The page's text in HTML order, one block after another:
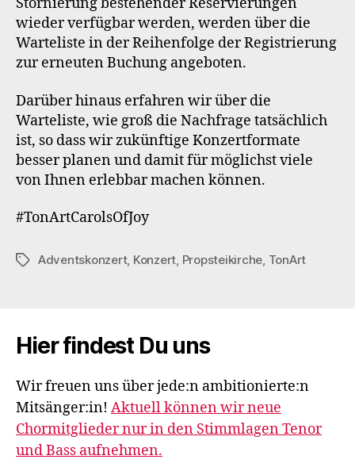
Stornierung bestehender Reservierungen
wieder verfügbar werden, werden über die
Warteliste in der Reihenfolge der Registrierung
zur erneuten Buchung angeboten.
Darüber hinaus erfahren wir über die
Warteliste, wie groß die Nachfrage tatsächlich
ist, so dass wir zukünftige Konzertformate
besser planen und damit für möglichst viele
von Ihnen erlebbar machen können.
#TonArtCarolsOfJoy
Schlagwörter
Adventskonzert, Konzert, Propsteikirche, TonArt
Hier findest Du uns
Wir freuen uns über jede:n ambitionierte:n
Mitsänger:in! Aktuell können wir neue
Chormitglieder nur in den Stimmlagen Tenor
und Bass aufnehmen.